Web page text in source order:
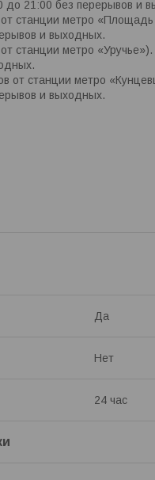
до 21:00 без перерывов и
станции метро
и выходных.
станции метро
от станции метро
и выходных.
Да
Нет
24 час